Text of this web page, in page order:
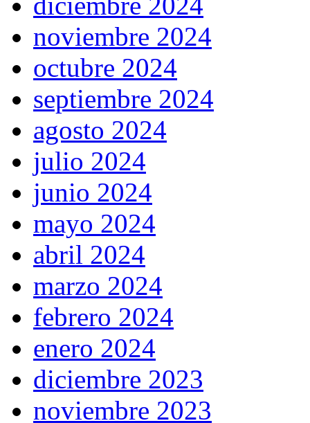
noviembre 2024
octubre 2024
septiembre 2024
agosto 2024
julio 2024
junio 2024
mayo 2024
abril 2024
marzo 2024
febrero 2024
enero 2024
diciembre 2023
noviembre 2023